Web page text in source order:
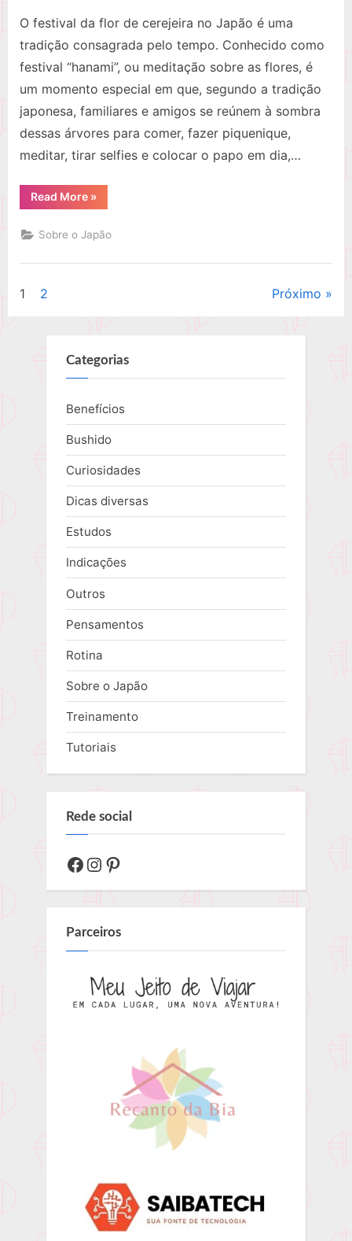
O festival da flor de cerejeira no Japão é uma
tradição consagrada pelo tempo. Conhecido como
festival “hanami”, ou meditação sobre as flores, é
um momento especial em que, segundo a tradição
japonesa, familiares e amigos se reúnem à sombra
dessas árvores para comer, fazer piquenique,
meditar, tirar selfies e colocar o papo em dia,…
Read More“O
festival
flor
de
no
»
Sobre o Japão
Paginação
posts
1 2 Próximo
Categorias
Benefícios
Bushido
Curiosidades
Dicas diversas
Estudos
Indicações
Outros
Pensamentos
Rotina
Sobre o Japão
Treinamento
Tutoriais
Rede social
Facebook
Instagram
Pinterest
Parceiros